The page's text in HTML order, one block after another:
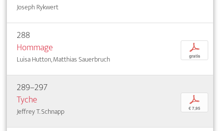
Joseph Rykwert
288
Hommage
Luisa Hutton, Matthias Sauerbruch
p
gratis
289–297
Tyche
Jeffrey T. Schnapp
p
€ 7,95